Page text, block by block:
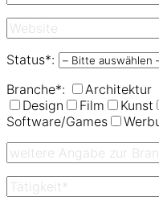
Status*:
Branche*:
Architektur
Design
Film Kunst
Software/Games